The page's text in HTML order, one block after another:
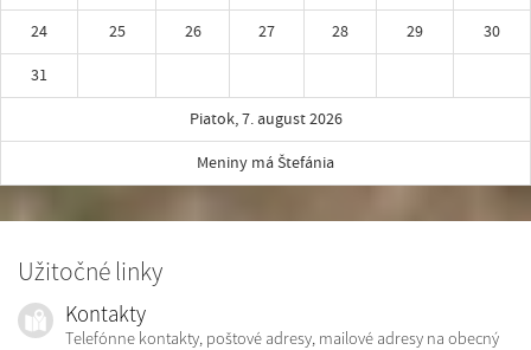
24
25 26 27 28 29
30
31
Piatok, 7. august 2026
Meniny má Štefánia
Užitočné linky
Kontakty
Telefónne kontakty, poštové adresy, mailové adresy na obecný